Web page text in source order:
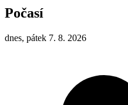
Počasí
dnes, pátek 7. 8. 2026